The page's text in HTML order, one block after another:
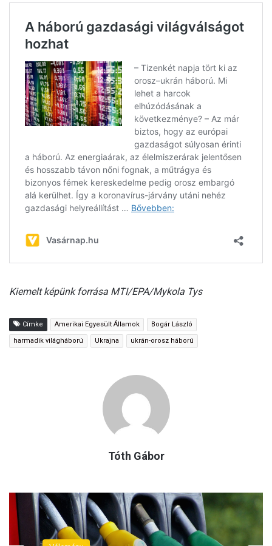
Kiemelt képünk forrása MTI/EPA/Mykola Tys
Címke Amerikai Egyesült Államok Bogár László
harmadik világháború Ukrajna ukrán-orosz háború
Tóth Gábor